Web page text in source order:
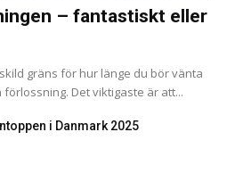
– fantastiskt eller
gräns för hur länge du bör vänta
Det viktigaste är att...
i Danmark 2025